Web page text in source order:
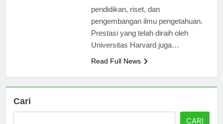
kontribusi besar dalam dunia
pendidikan, riset, dan
pengembangan ilmu pengetahuan.
Prestasi yang telah diraih oleh
Cari